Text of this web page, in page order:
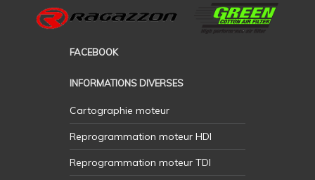
FACEBOOK
INFORMATIONS DIVERSES
Cartographie moteur
Reprogrammation moteur HDI
Reprogrammation moteur TDI